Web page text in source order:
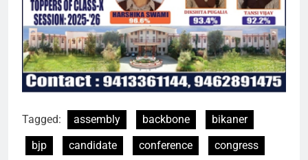
Tagged: assembly backbone
bikaner
bjp
candidate conference
congress